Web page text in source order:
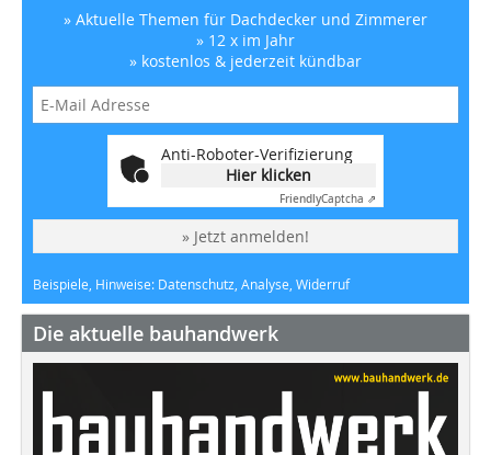
» Aktuelle Themen für Dachdecker und Zimmerer
» 12 x im Jahr
» kostenlos & jederzeit kündbar
Anti-Roboter-Verifizierung
Hier klicken
FriendlyCaptcha ⇗
» Jetzt anmelden!
Beispiele, Hinweise: Datenschutz, Analyse, Widerruf
Die aktuelle bauhandwerk